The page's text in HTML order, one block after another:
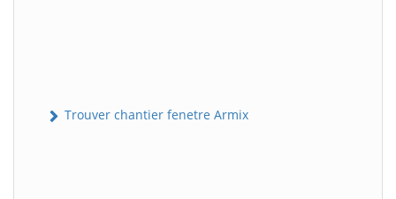
Trouver chantier fenetre Armix